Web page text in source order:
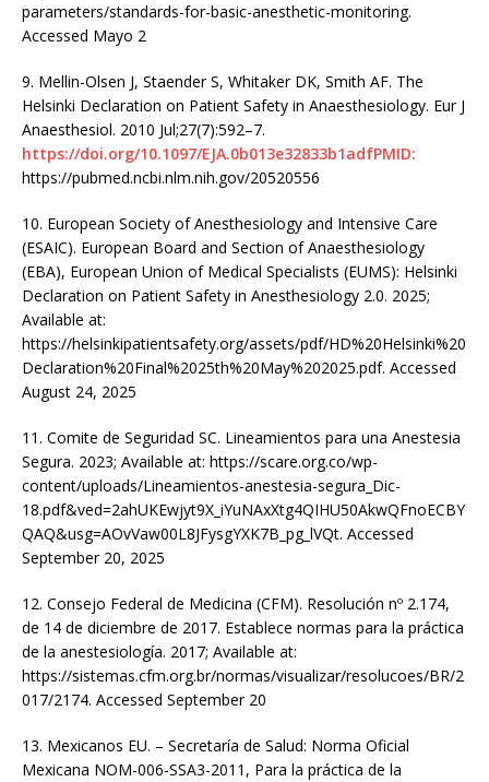
parameters/standards-for-basic-anesthetic-monitoring.
Accessed Mayo 2
9. Mellin-Olsen J, Staender S, Whitaker DK, Smith AF. The
Helsinki Declaration on Patient Safety in Anaesthesiology. Eur J
Anaesthesiol. 2010 Jul;27(7):592–7.
https://doi.org/10.1097/EJA.0b013e32833b1adfPMID:
https://pubmed.ncbi.nlm.nih.gov/20520556
10. European Society of Anesthesiology and Intensive Care
(ESAIC). European Board and Section of Anaesthesiology
(EBA), European Union of Medical Specialists (EUMS): Helsinki
Declaration on Patient Safety in Anesthesiology 2.0. 2025;
Available at:
https://helsinkipatientsafety.org/assets/pdf/HD%20Helsinki%20
Declaration%20Final%2025th%20May%202025.pdf. Accessed
August 24, 2025
11. Comite de Seguridad SC. Lineamientos para una Anestesia
Segura. 2023; Available at: https://scare.org.co/wp-
content/uploads/Lineamientos-anestesia-segura_Dic-
18.pdf&ved=2ahUKEwjyt9X_iYuNAxXtg4QIHU50AkwQFnoECBY
QAQ&usg=AOvVaw00L8JFysgYXK7B_pg_lVQt. Accessed
September 20, 2025
12. Consejo Federal de Medicina (CFM). Resolución nº 2.174,
de 14 de diciembre de 2017. Establece normas para la práctica
de la anestesiología. 2017; Available at:
https://sistemas.cfm.org.br/normas/visualizar/resolucoes/BR/2
017/2174. Accessed September 20
13. Mexicanos EU. – Secretaría de Salud: Norma Oficial
Mexicana NOM-006-SSA3-2011, Para la práctica de la